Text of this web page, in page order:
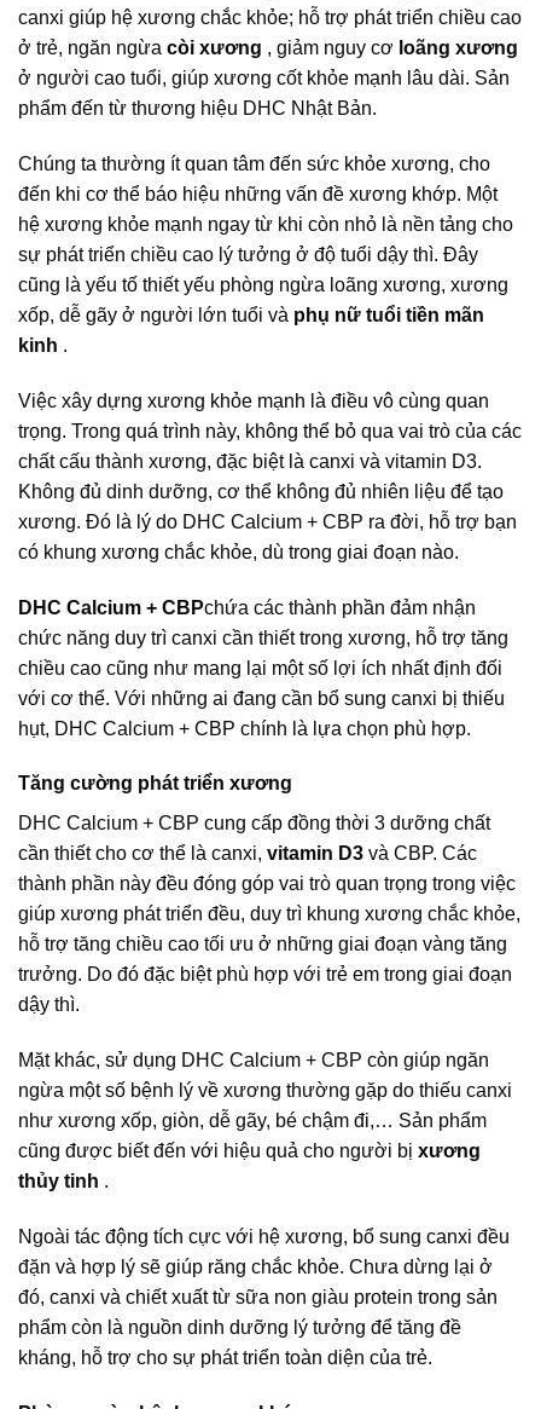
canxi giúp hệ xương chắc khỏe; hỗ trợ phát triển chiều cao
ở trẻ, ngăn ngừa còi xương , giảm nguy cơ loãng xương
ở người cao tuổi, giúp xương cốt khỏe mạnh lâu dài. Sản
phẩm đến từ thương hiệu DHC Nhật Bản.
Chúng ta thường ít quan tâm đến sức khỏe xương, cho
đến khi cơ thể báo hiệu những vấn đề xương khớp. Một
hệ xương khỏe mạnh ngay từ khi còn nhỏ là nền tảng cho
sự phát triển chiều cao lý tưởng ở độ tuổi dậy thì. Đây
cũng là yếu tố thiết yếu phòng ngừa loãng xương, xương
xốp, dễ gãy ở người lớn tuổi và phụ nữ tuổi tiền mãn
kinh .
Việc xây dựng xương khỏe mạnh là điều vô cùng quan
trọng. Trong quá trình này, không thể bỏ qua vai trò của các
chất cấu thành xương, đặc biệt là canxi và vitamin D3.
Không đủ dinh dưỡng, cơ thể không đủ nhiên liệu để tạo
xương. Đó là lý do DHC Calcium + CBP ra đời, hỗ trợ bạn
có khung xương chắc khỏe, dù trong giai đoạn nào.
DHC Calcium + CBPchứa các thành phần đảm nhận
chức năng duy trì canxi cần thiết trong xương, hỗ trợ tăng
chiều cao cũng như mang lại một số lợi ích nhất định đối
với cơ thể. Với những ai đang cần bổ sung canxi bị thiếu
hụt, DHC Calcium + CBP chính là lựa chọn phù hợp.
Tăng cường phát triển xương
DHC Calcium + CBP cung cấp đồng thời 3 dưỡng chất
cần thiết cho cơ thể là canxi, vitamin D3 và CBP. Các
thành phần này đều đóng góp vai trò quan trọng trong việc
giúp xương phát triển đều, duy trì khung xương chắc khỏe,
hỗ trợ tăng chiều cao tối ưu ở những giai đoạn vàng tăng
trưởng. Do đó đặc biệt phù hợp với trẻ em trong giai đoạn
dậy thì.
Mặt khác, sử dụng DHC Calcium + CBP còn giúp ngăn
ngừa một số bệnh lý về xương thường gặp do thiếu canxi
như xương xốp, giòn, dễ gãy, bé chậm đi,… Sản phẩm
cũng được biết đến với hiệu quả cho người bị xương
thủy tinh .
Ngoài tác động tích cực với hệ xương, bổ sung canxi đều
đặn và hợp lý sẽ giúp răng chắc khỏe. Chưa dừng lại ở
đó, canxi và chiết xuất từ sữa non giàu protein trong sản
phẩm còn là nguồn dinh dưỡng lý tưởng để tăng đề
kháng, hỗ trợ cho sự phát triển toàn diện của trẻ.